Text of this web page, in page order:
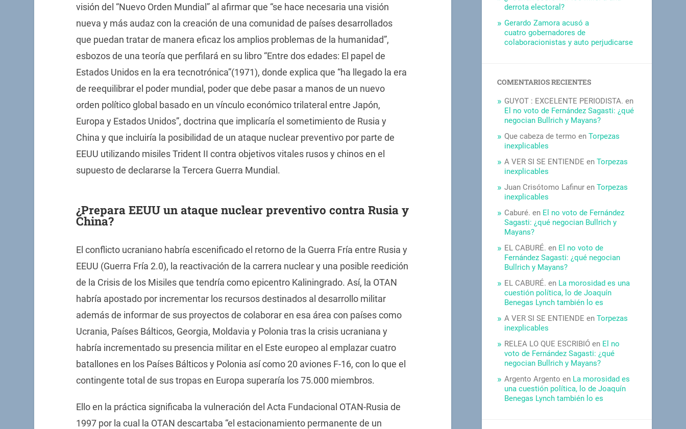
visión del “Nuevo Orden Mundial” al afirmar que “se hace necesaria una visión
nueva y más audaz con la creación de una comunidad de países desarrollados
que puedan tratar de manera eficaz los amplios problemas de la humanidad”,
esbozos de una teoría que perfilará en su libro “Entre dos edades: El papel de
Estados Unidos en la era tecnotrónica”(1971), donde explica que “ha llegado la era
de reequilibrar el poder mundial, poder que debe pasar a manos de un nuevo
orden político global basado en un vínculo económico trilateral entre Japón,
Europa y Estados Unidos”, doctrina que implicaría el sometimiento de Rusia y
China y que incluiría la posibilidad de un ataque nuclear preventivo por parte de
EEUU utilizando misiles Trident II contra objetivos vitales rusos y chinos en el
supuesto de declararse la Tercera Guerra Mundial.
¿Prepara EEUU un ataque nuclear preventivo contra Rusia y
China?
El conflicto ucraniano habría escenificado el retorno de la Guerra Fría entre Rusia y
EEUU (Guerra Fría 2.0), la reactivación de la carrera nuclear y una posible reedición
de la Crisis de los Misiles que tendría como epicentro Kaliningrado. Así, la OTAN
habría apostado por incrementar los recursos destinados al desarrollo militar
además de informar de sus proyectos de colaborar en esa área con países como
Ucrania, Países Bálticos, Georgia, Moldavia y Polonia tras la crisis ucraniana y
habría incrementado su presencia militar en el Este europeo al emplazar cuatro
batallones en los Países Bálticos y Polonia así como 20 aviones F-16, con lo que el
contingente total de sus tropas en Europa superaría los 75.000 miembros.
Ello en la práctica significaba la vulneración del Acta Fundacional OTAN-Rusia de
1997 por la cual la OTAN descartaba “el estacionamiento permanente de un
derrota electoral?
Gerardo Zamora acusó a
cuatro gobernadores de
colaboracionistas y auto perjudicarse
COMENTARIOS RECIENTES
GUYOT : EXCELENTE PERIODISTA. en
El no voto de Fernández Sagasti: ¿qué
negocian Bullrich y Mayans?
Que cabeza de termo enTorpezas
inexplicables
A VER SI SE ENTIENDE enTorpezas
inexplicables
Juan Crisótomo Lafinur enTorpezas
inexplicables
Caburé. en El no voto de Fernández
Sagasti: ¿qué negocian Bullrich y
Mayans?
EL CABURÉ. en El no voto de
Fernández Sagasti: ¿qué negocian
Bullrich y Mayans?
EL CABURÉ. en La morosidad es una
cuestión política, lo de Joaquín
Benegas Lynch también lo es
A VER SI SE ENTIENDE enTorpezas
inexplicables
RELEA LO QUE ESCRIBIÓ en El no
voto de Fernández Sagasti: ¿qué
negocian Bullrich y Mayans?
Argento Argento en La morosidad es
una cuestión política, lo de Joaquín
Benegas Lynch también lo es